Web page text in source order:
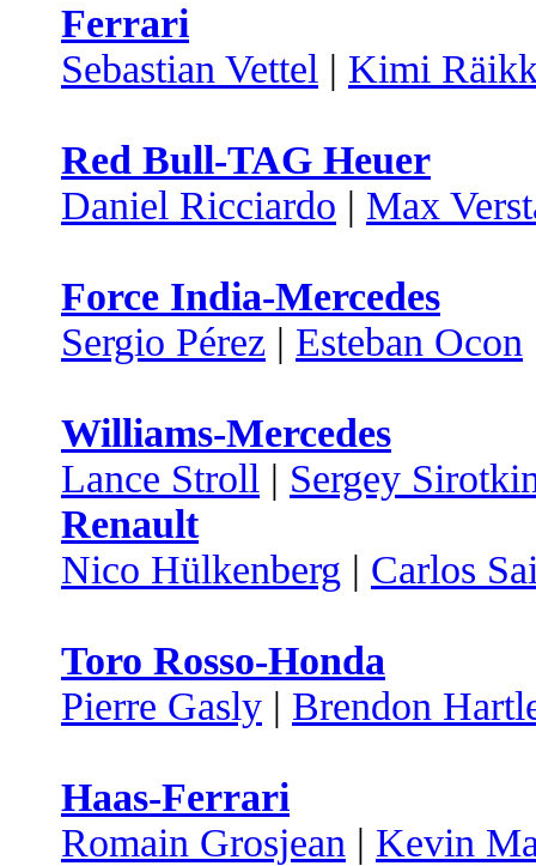
Ferrari
Sebastian Vettel | Kimi
Red Bull-TAG Heuer
Daniel Ricciardo | Max
Force India-Mercedes
Sergio Pérez | Esteban Ocon
Williams-Mercedes
Lance Stroll | Sergey
Renault
Nico Hülkenberg | Carlos
Toro Rosso-Honda
Pierre Gasly | Brendon
Haas-Ferrari
Romain Grosjean | Kevin